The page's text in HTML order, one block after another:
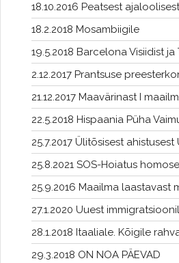
18.10.2016 Peatsest
18.2.2018 Mosambiigile
19.5.2018 Barcelona Visiidist ja
2.12.2017 Prantsuse
21.12.2017 Maavärinast I
22.5.2018 Hispaania Püha
25.7.2017 Ülitõsisest ahistusest
25.8.2021 SOS-Hoiatus
25.9.2016 Maailma laastavast
27.1.2020 Uuest
28.1.2018 Itaaliale. Kõigile
29.3.2018 ON NOA PÄEVAD